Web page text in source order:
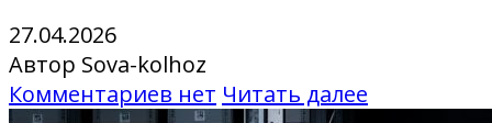
27.04.2026
Автор Sova-kolhoz
Комментариев нет Читать далее